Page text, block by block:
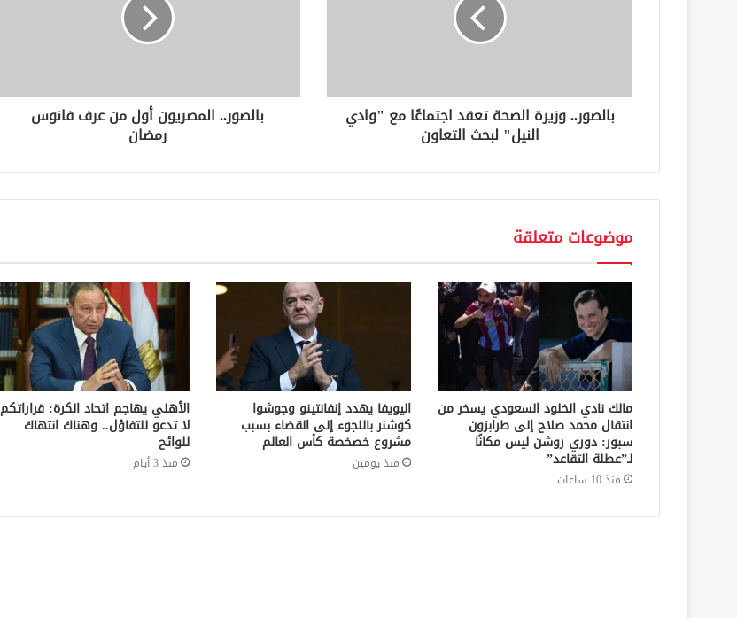
ن
بالصور.. وزيرة الصحة تعقد اجتماعًا مع "وادي
النيل" لبحث التعاون
بالصور.. المصريون أول من عرف فانوس
رمضان
موضوعات متعلقة
مالك نادي الخلود السعودي يسخر من
انتقال محمد صلاح إلى طرابزون
سبور: دوري روشن ليس مكانًا
لـ”عطلة التقاعد”
منذ 10 ساعات
اليويفا يهدد إنفانتينو وجوشوا
كوشنر باللجوء إلى القضاء بسبب
مشروع خصخصة كأس العالم
منذ يومين
الأهلي يهاجم اتحاد الكرة: قراراتكم
لا تدعو للتفاؤل.. وهناك انتهاك
للوائح
منذ 3 أيام